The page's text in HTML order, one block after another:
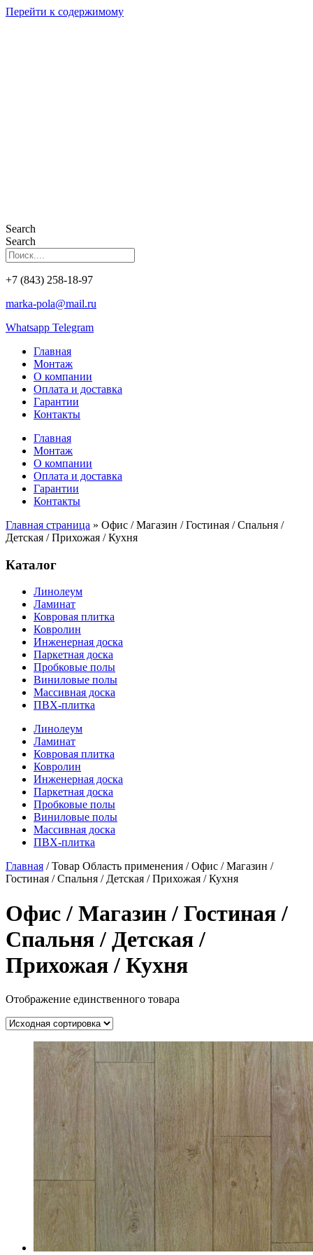
Перейти к содержимому
Search
Search
+7 (843) 258-18-97
marka-pola@mail.ru
Whatsapp Telegram
Главная
Монтаж
О компании
Оплата и доставка
Гарантии
Контакты
Главная
Монтаж
О компании
Оплата и доставка
Гарантии
Контакты
Главная страница » Офис / Магазин / Гостиная / Спальня /
Детская / Прихожая / Кухня
Каталог
Линолеум
Ламинат
Ковровая плитка
Ковролин
Инженерная доска
Паркетная доска
Пробковые полы
Виниловые полы
Массивная доска
ПВХ-плитка
Линолеум
Ламинат
Ковровая плитка
Ковролин
Инженерная доска
Паркетная доска
Пробковые полы
Виниловые полы
Массивная доска
ПВХ-плитка
Главная / Товар Область применения / Офис / Магазин /
Гостиная / Спальня / Детская / Прихожая / Кухня
Офис / Магазин / Гостиная /
Спальня / Детская /
Прихожая / Кухня
Отображение единственного товара